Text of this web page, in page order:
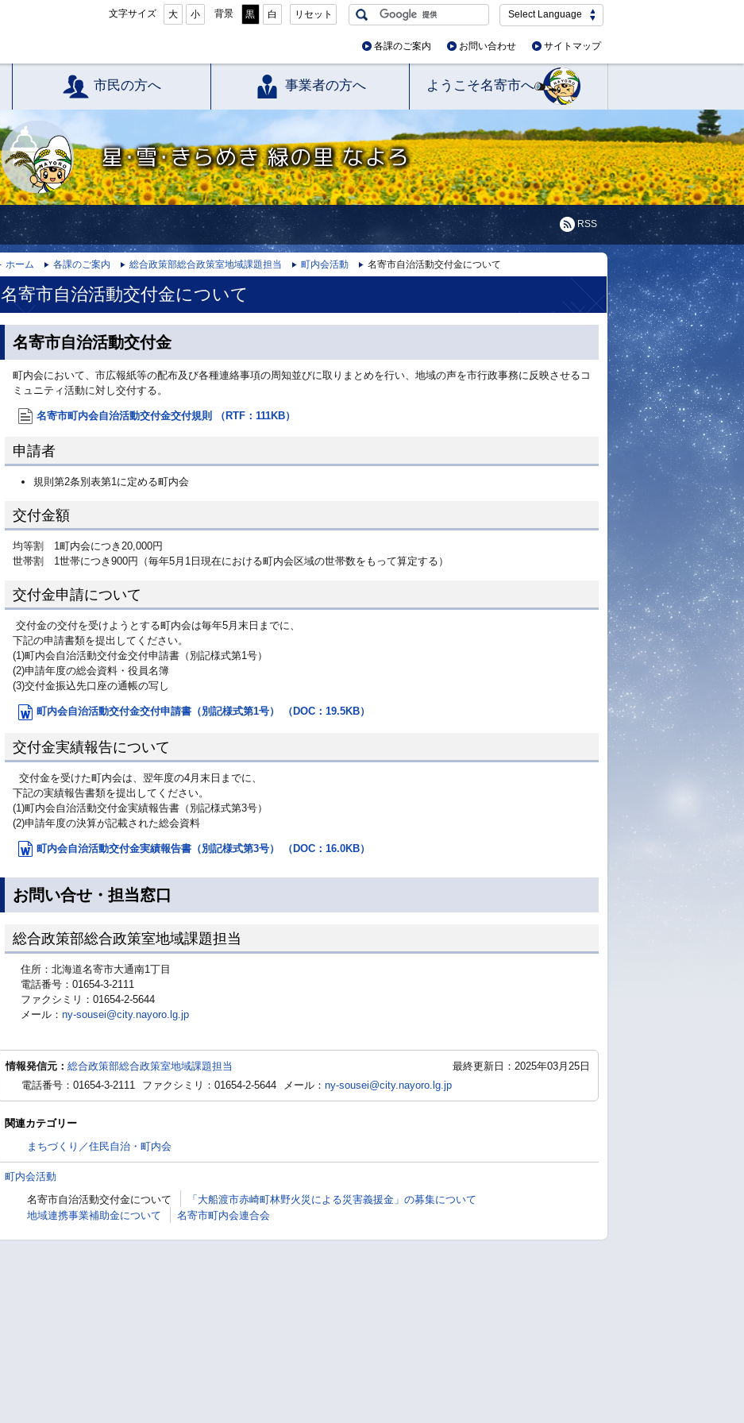
文字サイズ 大 小 背景 黒 白 リセット Select Language
各課のご案内 お問い合わせ サイトマップ
市民の方へ 事業者の方へ ようこそ名寄市へ
星・雪・きらめき 緑の里 なよろ
RSS
ホーム 各課のご案内 総合政策部総合政策室地域課題担当 町内会活動 名寄市自治活動交付金について
名寄市自治活動交付金について
名寄市自治活動交付金
町内会において、市広報紙等の配布及び各種連絡事項の周知並びに取りまとめを行い、地域の声を市行政事務に反映させるコ
ミュニティ活動に対し交付する。
名寄市町内会自治活動交付金交付規則 （RTF：111KB）
申請者
規則第2条別表第1に定める町内会
交付金額
均等割 1町内会につき20,000円
世帯割 1世帯につき900円（毎年5月1日現在における町内会区域の世帯数をもって算定する）
交付金申請について
交付金の交付を受けようとする町内会は毎年5月末日までに、
下記の申請書類を提出してください。
(1)町内会自治活動交付金交付申請書（別記様式第1号）
(2)申請年度の総会資料・役員名簿
(3)交付金振込先口座の通帳の写し
町内会自治活動交付金交付申請書（別記様式第1号） （DOC：19.5KB）
交付金実績報告について
交付金を受けた町内会は、翌年度の4月末日までに、
下記の実績報告書類を提出してください。
(1)町内会自治活動交付金実績報告書（別記様式第3号）
(2)申請年度の決算が記載された総会資料
町内会自治活動交付金実績報告書（別記様式第3号） （DOC：16.0KB）
お問い合せ・担当窓口
総合政策部総合政策室地域課題担当
住所：北海道名寄市大通南1丁目
電話番号：01654-3-2111
ファクシミリ：01654-2-5644
メール： ny-sousei@city.nayoro.lg.jp
最終更新日：2025年03月25日
情報発信元： 総合政策部総合政策室地域課題担当
電話番号：01654-3-2111
ファクシミリ：01654-2-5644 メール： ny-sousei@city.nayoro.lg.jp
関連カテゴリー
まちづくり／住民自治・町内会
町内会活動
名寄市自治活動交付金について
「大船渡市赤崎町林野火災による災害義援金」の募集について
地域連携事業補助金について
名寄市町内会連合会